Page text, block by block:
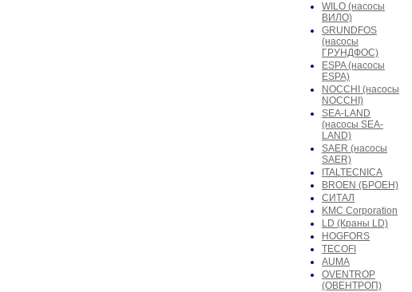
WILO (насосы
ВИЛО)
GRUNDFOS
(насосы
ГРУНДФОС)
ESPA (насосы
ESPA)
NOCCHI (насосы
NOCCHI)
SEA-LAND
(насосы SEA-
LAND)
SAER (насосы
SAER)
ITALTECNICA
BROEN (БРОЕН)
СИТАЛ
KMC Corporation
LD (Краны LD)
HOGFORS
TECOFI
AUMA
OVENTROP
(ОВЕНТРОП)